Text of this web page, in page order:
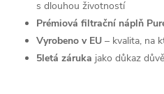
s dlouhou životností
Prémiová filtrační náplň
Vyrobeno v EU – kvalita, na
5letá záruka jako důkaz